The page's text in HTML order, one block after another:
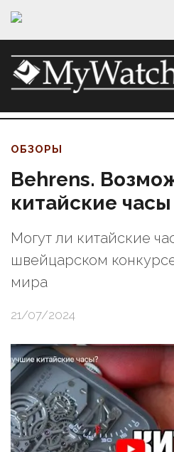
ОБЗОРЫ
Behrens.
китайские часы
Могут ли китайские
швейцарском
мира
21/07/2024